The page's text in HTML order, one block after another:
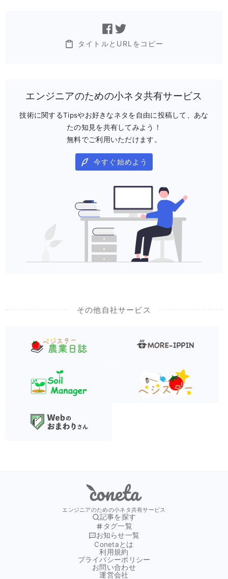
タイトルとURLをコピー
エンジニアのための小ネタ共有サービス
技術に関するTipsやお好きなネタを自由に投稿して、あな
たの知見を共有してみよう！
無料でご利用いただけます。
今すぐ始めよう
その他自社サービス
Coneta
エンジニアのための小ネタ共有サービス
Conetaとは
利用規約
プライバシーポリシー
お問い合わせ
運営会社
記事を探す
タグ一覧
お知らせ一覧